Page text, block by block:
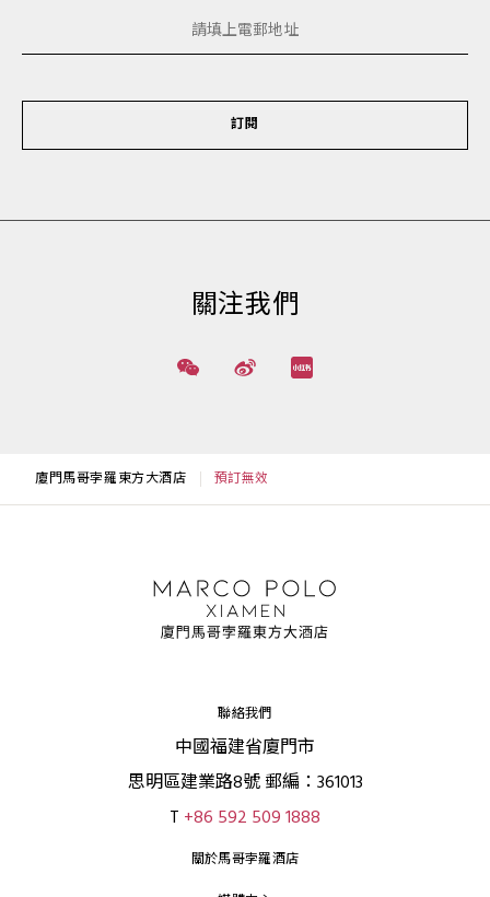
訂閱
關注我們
廈門馬哥孛羅東方大酒店 預訂無效
聯絡我們
中國福建省廈門市
思明區建業路8號 郵編：361013
T +86 592 509 1888
關於馬哥孛羅酒店